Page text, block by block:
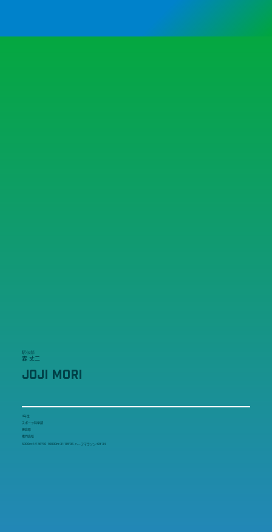
駅伝部
森 丈二
JOJI MORI
4年生
スポーツ科学部
徳島県
鳴門高校
5000m:14'36"50 10000m:31'08"06 ハーフマラソン:69'34